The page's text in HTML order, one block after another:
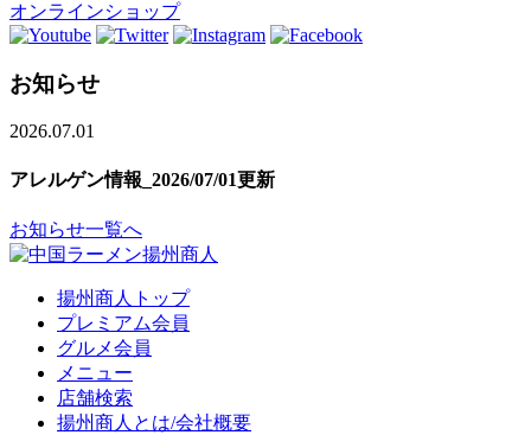
オンラインショップ
お知らせ
2026.07.01
アレルゲン情報_2026/07/01更新
お知らせ一覧へ
揚州商人トップ
プレミアム会員
グルメ会員
メニュー
店舗検索
揚州商人とは/会社概要